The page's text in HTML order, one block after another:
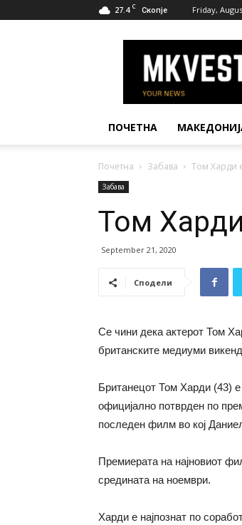
27.4 C Скопје Friday,
Вести
ПОЧЕТНА
Почетна Забава Том Харди
Забава
Том
September 21, 2020
Сподели
Се чини дека актерот Том
британските медиуми
Британецот Том Харди (43) е
официјално потврден по
последен филм во кој
Премиерата на најновиот
средината на ноември.
Харди е најпознат по